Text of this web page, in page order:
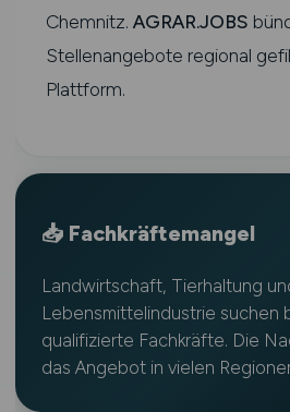
Chemnitz. AGRAR.JOBS
Stellenangebote regional
Plattform.
📥 Fachkräftemangel
Landwirtschaft, Tierhaltung
Lebensmittelindustrie suchen
qualifizierte Fachkräfte. Die
das Angebot in vielen